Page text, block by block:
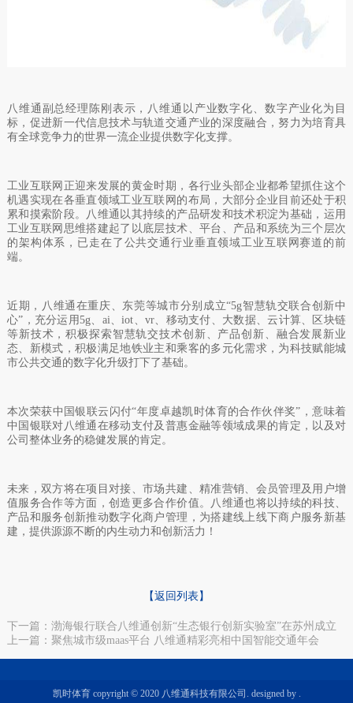
八维通副总经理陈刚表示，八维通以产业数字化、数字产业化为目
标，促进新一代信息技术与轨道交通产业的深度融合，努力为培育具
有全球竞争力的世界一流企业提供数字化支撑。
工业互联网正迎来发展的黄金时期，各行业头部企业都希望抓住这个
机遇实现在各垂直领域工业互联网的布局，大部分企业目前还处于积
累和摸索阶段。八维通以其持续的产品研发和技术积淀为基础，运用
工业互联网思维搭建起了以底层技术、平台、产品和系统为三个层次
的架构体系，已走在了公共交通行业垂直领域工业互联网赛道的前
端。
近期，八维通在重庆、东莞等城市分别成立“5g智慧轨交联合创新中
心”，充分运用5g、 ai、iot 、 vr、移动支付、大数据、云计算、区块链
等新技术，积极探索智慧轨交技术创新、产品创新、融合发展新业
态、新模式，积极满足地铁业主和乘客的多元化需求，为科技赋能城
市公共交通的数字化升级打下了基础。
本次荣获中国银联云闪付“年度卓越凯时体育的合作伙伴奖”，意味着
中国银联对八维通在移动支付及普惠金融等领域成果的肯定，以及对
公司整体业务的稳健发展的肯定。
未来，双方将在项目对接、市场共建、精准营销、会员管理及用户增
值服务合作等方面，创造更多合作价值。八维通也将以持续的科技、
产品和服务创新推动数字化商户管理，为搭建线上线下商户服务新基
建，提供源源不断的内生动力和创新活力！
【返回列表】
下一篇：渤海银行联合八维通创新“生态银行创新实验室”在苏州成立
上一篇：聚焦城市级maas平台 八维通精彩亮相中国智能交通年会
凯时体育 copyright © 2020 八维通科技有限公司. designed by .